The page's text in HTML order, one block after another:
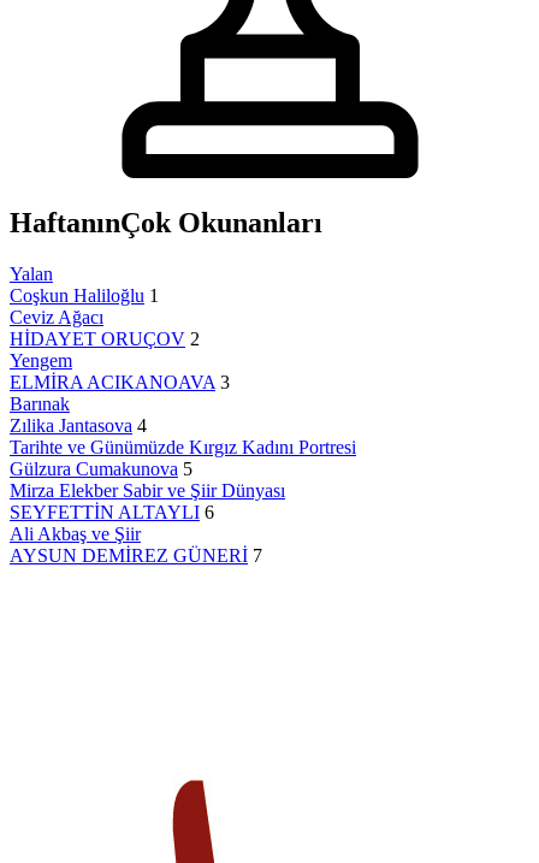
HaftanınÇok Okunanları
Yalan
Coşkun Haliloğlu 1
Ceviz Ağacı
HİDAYET ORUÇOV 2
Yengem
ELMİRA ACIKANOAVA 3
Barınak
Zılika Jantasova 4
Tarihte ve Günümüzde Kırgız Kadını Portresi
Gülzura Cumakunova 5
Mirza Elekber Sabir ve Şiir Dünyası
SEYFETTİN ALTAYLI 6
Ali Akbaş ve Şiir
AYSUN DEMİREZ GÜNERİ 7